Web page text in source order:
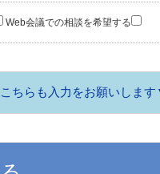
Web会議での相談を希望する
こちらも入力をお願いしま